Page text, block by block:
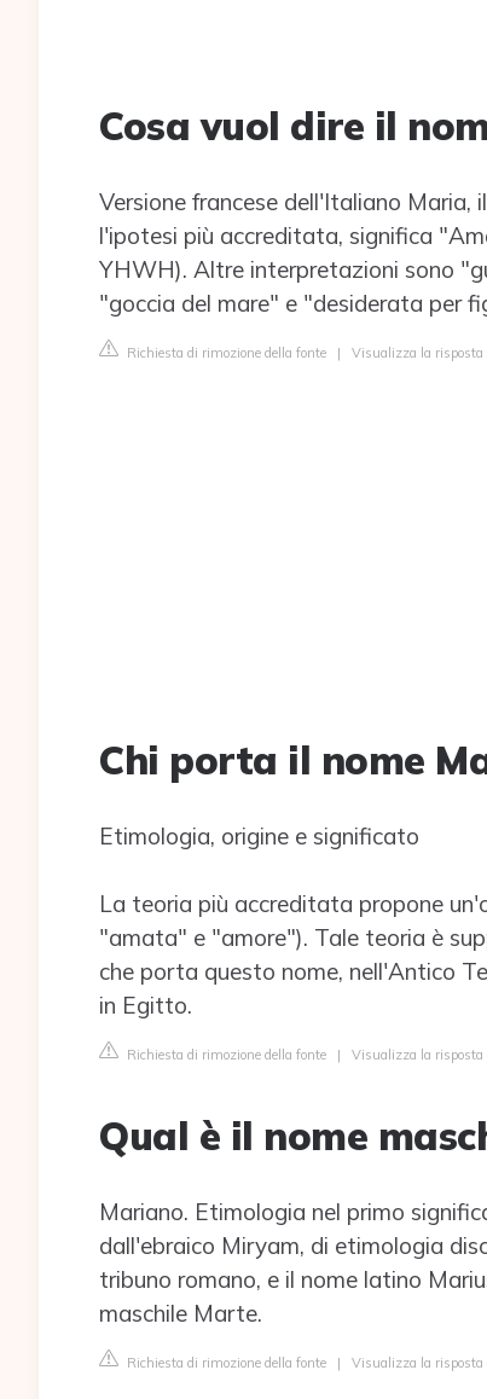
Cosa vuol dire il
Versione francese dell'Italiano Maria,
l'ipotesi più accreditata, significa
YHWH). Altre interpretazioni sono
"goccia del mare" e "desiderata per
Richiesta di rimozione della fonte | Visualizza la
Chi porta il nome
Etimologia, origine e significato
La teoria più accreditata propone
"amata" e "amore"). Tale teoria è
che porta questo nome, nell'Antico
in Egitto.
Richiesta di rimozione della fonte | Visualizza la risposta
Qual è il nome
Mariano. Etimologia nel primo
dall'ebraico Miryam, di etimologia
tribuno romano, e il nome latino
maschile Marte.
Richiesta di rimozione della fonte | Visualizza la risposta